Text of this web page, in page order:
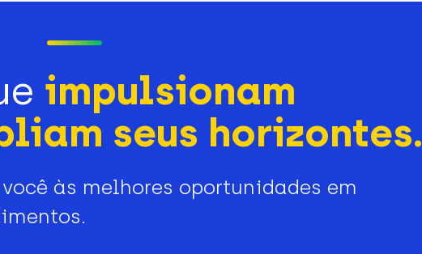
impulsionam
seus horizontes.
às melhores oportunidades em